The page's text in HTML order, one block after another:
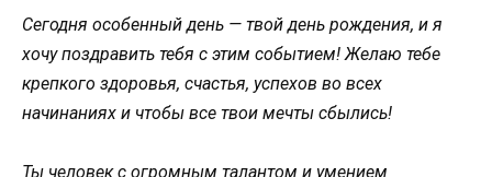
Сегодня особенный день — твой день рождения, и я
хочу поздравить тебя с этим событием! Желаю тебе
крепкого здоровья, счастья, успехов во всех
начинаниях и чтобы все твои мечты сбылись!
Ты человек с огромным талантом и умением